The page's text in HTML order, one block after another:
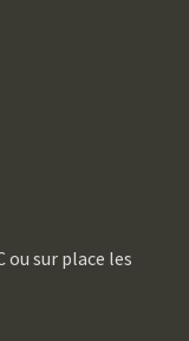
ou sur place les